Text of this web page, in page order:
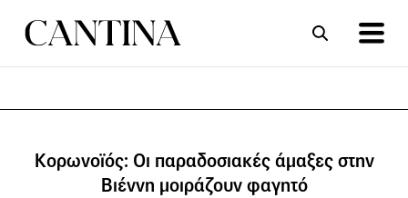
Κορωνοϊός: Οι παραδοσιακές άμαξες στην
Βιέννη μοιράζουν φαγητό